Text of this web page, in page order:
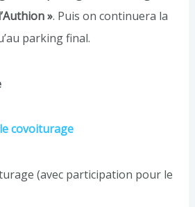
». Puis on continuera la
parking final.
covoiturage
(avec participation pour le